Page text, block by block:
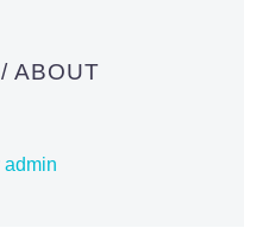
/ ABOUT
admin